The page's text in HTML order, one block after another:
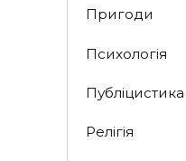
Пригоди
Психологія
Публіцистика
Релігія